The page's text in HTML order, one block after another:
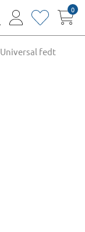
magnifying
user
heart0
Universal fedt